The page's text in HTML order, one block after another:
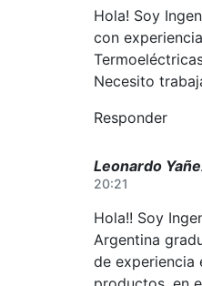
Hola! Soy
con
Necesito
Responder
Leonardo
20:21
Hola!! Soy
Argentina
de experiencia